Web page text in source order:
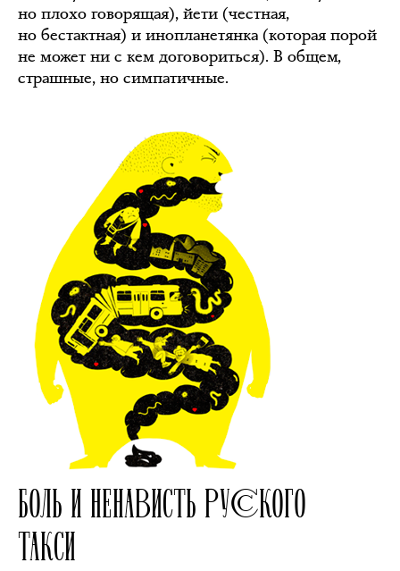
но плохо говорящая), йети (честная,
но бестактная) и инопланетянка (которая порой
не может ни с кем договориться). В общем,
страшные, но симпатичные.
БОЛЬ И НЕНАВИСТЬ РУССКОГО
ТАКСИ